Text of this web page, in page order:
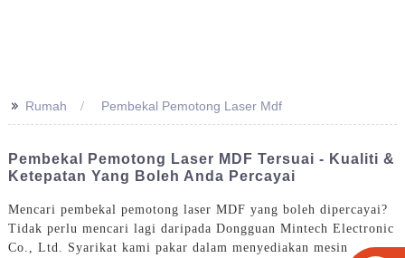
>> Rumah Pembekal Pemotong Laser Mdf
Pembekal Pemotong Laser MDF Tersuai - Kualiti &
Ketepatan Yang Boleh Anda Percayai
Mencari pembekal pemotong laser MDF yang boleh dipercayai?
Tidak perlu mencari lagi daripada Dongguan Mintech Electronic
Co., Ltd. Syarikat kami pakar dalam menyediakan mesin